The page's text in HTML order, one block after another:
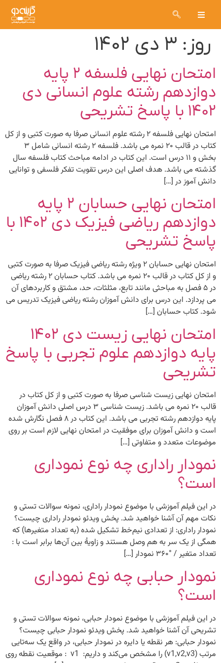
روز: ۳ دی ۱۴۰۲
امتحان نهایی فلسفه ۲ پایه
دوازدهم رشته علوم انسانی دی
۱۴۰۲ با پاسخ تشریحی
امتحان نهایی فلسفه ۲ رشته علوم انسانی صرفا به صورت کتبی و از کل
کتاب در قالب ۲۰ نمره می باشد. فلسفه ۲ رشته انسانی شامل ۳
بخش و ۱۱ درس است. این کتاب در ادامه مباحث کتاب فلسفه سال
گذشته می باشد. هدف اصلی این درس تقویت تفکر فلسفی و توانایی
دانش آموز در […]
امتحان نهایی حسابان ۲ پایه
دوازدهم ریاضی فیزیک دی ۱۴۰۲ با
پاسخ تشریحی
امتحان نهایی حسابان ۲ ویژه رشته ریاضی فیزیک صرفا به صورت کتبی
و از کل کتاب در قالب ۲۰ نمره می باشد. کتاب حسابان ۲ رشته ریاضی
در ۵ فصل به مباحثی مانند تابع، مثلثات، حد، مشتق و کاربردهای آن
می پردازد. این درس برای دانش آموزان رشته ریاضی فیزیک تدریس می
شود. کتاب حسابان […]
امتحان نهایی زیست دی ۱۴۰۲
پایه دوازدهم علوم تجربی با پاسخ
تشریحی
امتحان نهایی زیست شناسی صرفا به صورت کتبی و از کل کتاب در
قالب ۲۰ نمره می باشد. زیست شناسی ۳ درس اصلی دانش آموزان
پایه دوازدهم رشته تجربی می باشد. این کتاب در ۸ فصل نگارش شده
است و دانش آموزان برای موفقیت در امتحان نهایی لازم است بر روی
موضوعات متعدد و متفاوتی […]
نمودار راداری چه نوع نموداری
است؟
در این فیلم آموزشی با موضوع نمودار راداری، نمونه سوالات تستی و
نکات مهم آن آشنا خواهید شد. پخش ویدئو نمودار راداری چیست؟
نمودار راداری: از تعدادی نیم‌خط تشکیل شده (به تعداد متغیرها) که
همگی از یک سر به هم وصل هستند و زاویۀ بین آن‌ها برابر است با :
تعداد متغیر / °۳۶۰ نمودار […]
نمودار حبابی چه نوع نموداری
است؟
در این فیلم آموزشی با موضوع نمودار حبابی، نمونه سوالات تستی و
تشریحی آن آشنا خواهید شد. پخش ویدئو نمودار حبابی چیست؟
نمودار حبابی: هر نقطه یا دایره در نمودار حبابی، در واقع یک سه‌تایی
مرتب (v1,v2,v3) را مشخص می‌کند و داریم: v1 : موقعیت نقطه روی